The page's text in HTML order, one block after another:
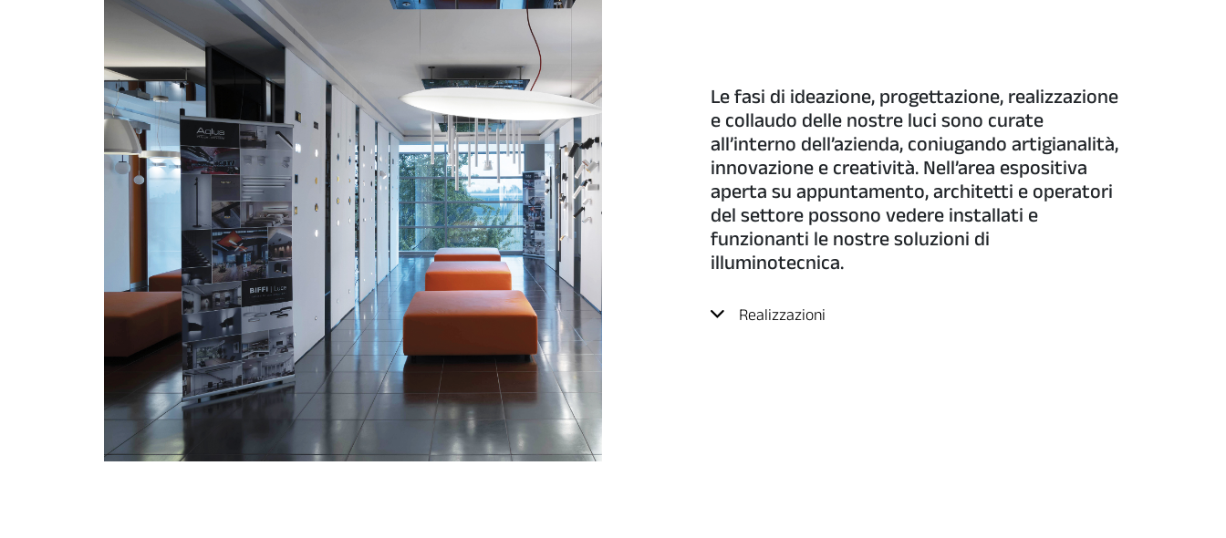
Le fasi di ideazione, progettazione, realizzazione
e collaudo delle nostre luci sono curate
all’interno dell’azienda, coniugando artigianalità,
innovazione e creatività. Nell’area espositiva
aperta su appuntamento, architetti e operatori
del settore possono vedere installati e
funzionanti le nostre soluzioni di
illuminotecnica.
Realizzazioni